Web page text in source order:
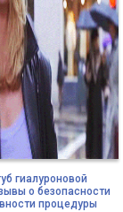
гиалуроновой
о безопасности
процедуры